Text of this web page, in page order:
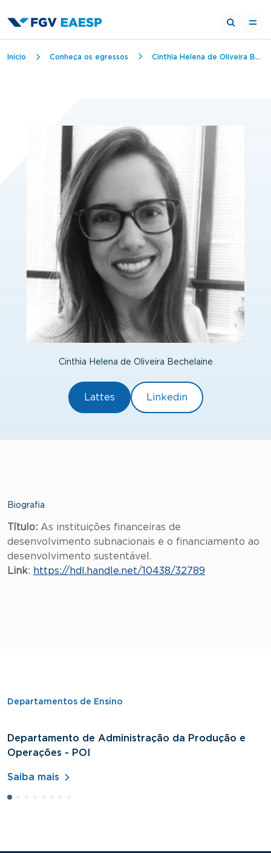
Trilha de navegação
Início Conheça os egressos Cinthia Helena de Oliveira Bechelaine
Cinthia Helena de Oliveira Bechelaine
Lattes Linkedin
Biografia
Título: As instituições financeiras de
desenvolvimento subnacionais e o financiamento ao
desenvolvimento sustentável.
Link: https://hdl.handle.net/10438/32789
Departamentos de Ensino
Departamento de Administração da Produção e
Operações - POI
Saiba mais